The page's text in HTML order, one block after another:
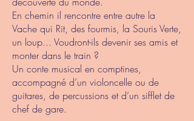
En chemin il rencontre entre autre la
Vache qui Rit, des fourmis, la Souris Verte,
un loup... Voudront-ils devenir ses amis et
monter dans le train ?
Un conte musical en comptines,
accompagné d’un violoncelle ou de
guitares, de percussions et d’un sifflet de
chef de gare.